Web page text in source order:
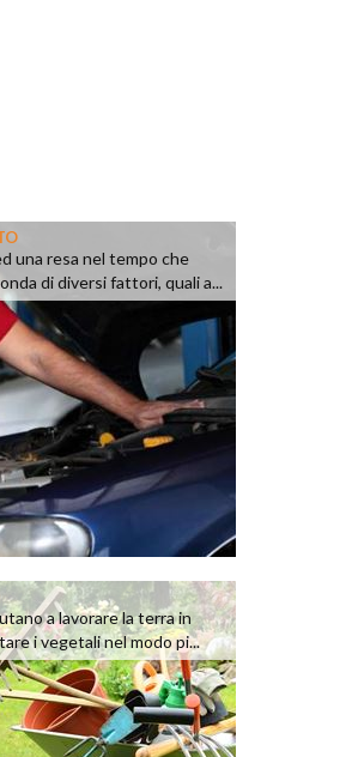
una resa nel tempo che
di diversi fattori, quali a...
a lavorare la terra in
i vegetali nel modo pi...